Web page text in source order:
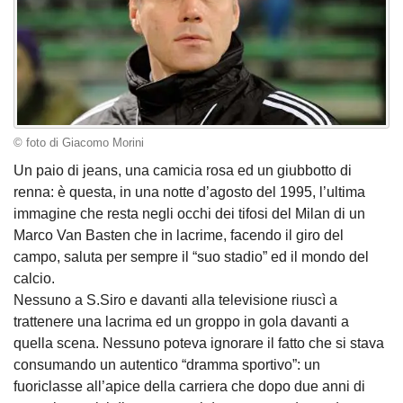
© foto di Giacomo Morini
Un paio di jeans, una camicia rosa ed un giubbotto di
renna: è questa, in una notte d’agosto del 1995, l’ultima
immagine che resta negli occhi dei tifosi del Milan di un
Marco Van Basten che in lacrime, facendo il giro del
campo, saluta per sempre il “suo stadio” ed il mondo del
calcio.
Nessuno a S.Siro e davanti alla televisione riuscì a
trattenere una lacrima ed un groppo in gola davanti a
quella scena. Nessuno poteva ignorare il fatto che si stava
consumando un autentico “dramma sportivo”: un
fuoriclasse all’apice della carriera che dopo due anni di